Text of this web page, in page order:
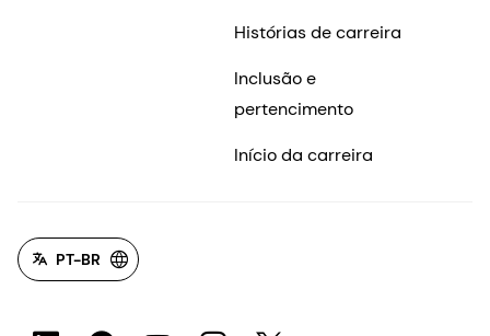
Histórias de carreira
Inclusão e
pertencimento
Início da carreira
PT-BR